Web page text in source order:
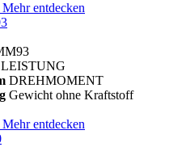
Mehr entdecken
LEISTUNG
DREHMOMENT
Gewicht ohne Kraftstoff
Mehr entdecken